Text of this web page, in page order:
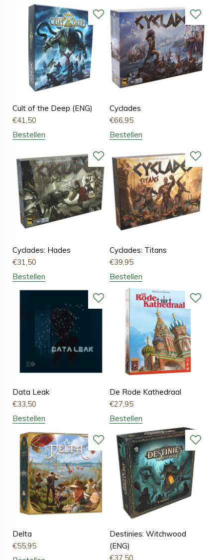
Cult of the Deep (ENG)
€41,50
Bestellen
Cyclades
€66,95
Bestellen
Cyclades: Hades
€31,50
Bestellen
Cyclades: Titans
€39,95
Bestellen
Data Leak
€33,50
Bestellen
De Rode Kathedraal
€27,95
Bestellen
Delta
€55,95
Destinies: Witchwood
(ENG)
€37,50